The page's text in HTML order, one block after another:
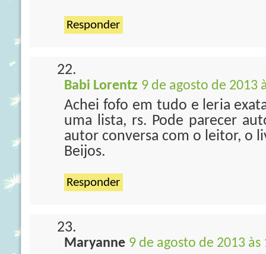
Responder
Babi Lorentz 9 de agosto de 2013
Achei fofo em tudo e leria
uma lista, rs. Pode parecer
autor conversa com o leitor, o
Beijos.
Responder
Maryanne 9 de agosto de 2013 às